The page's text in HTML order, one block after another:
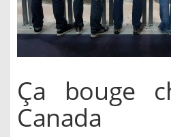
Ça bouge
Canada